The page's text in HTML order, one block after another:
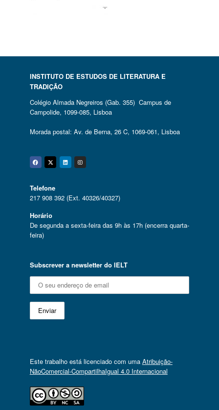
INSTITUTO DE ESTUDOS DE LITERATURA E
TRADIÇÃO
Colégio Almada Negreiros (Gab. 355) Campus de
Campolide, 1099-085, Lisboa
Morada postal: Av. de Berna, 26 C, 1069-061, Lisboa
Facebook
Twitter
Linkedin
Instagram
Telefone
217 908 392 (Ext. 40326/40327)
Horário
De segunda a sexta-feira das 9h às 17h (encerra quarta-
feira)
Subscrever a newsletter do IELT
Este trabalho está licenciado com uma Atribuição-
NãoComercial-CompartilhaIgual 4.0 Internacional